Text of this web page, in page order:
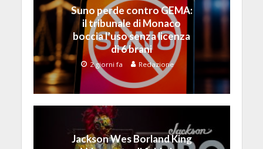
Suno perde contro GEMA:
il tribunale di Monaco
boccia l’uso senza licenza
di 6 brani
2 giorni fa Redazione
Jackson Wes Borland King